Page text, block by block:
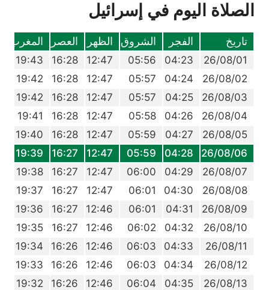
الصلاة اليوم في إسرائيل
تاريخ الفجر الشروق الظهر العصر المغرب
26/08/01
04:23
05:56
12:47
16:28
19:43
26/08/02
04:24
05:57
12:47
16:28
19:42
26/08/03
04:25
05:57
12:47
16:28
19:42
26/08/04
04:26
05:58
12:47
16:28
19:41
26/08/05
04:27
05:59
12:47
16:28
19:40
26/08/06
04:28
05:59
12:47
16:27
19:39
26/08/07
04:29
06:00
12:47
16:27
19:38
26/08/08
04:30
06:01
12:47
16:27
19:37
26/08/09
04:31
06:01
12:46
16:27
19:36
26/08/10
04:32
06:02
12:46
16:27
19:35
26/08/11
04:33
06:03
12:46
16:26
19:34
26/08/12
04:34
06:03
12:46
16:26
19:33
26/08/13
04:35
06:04
12:46
16:26
19:32